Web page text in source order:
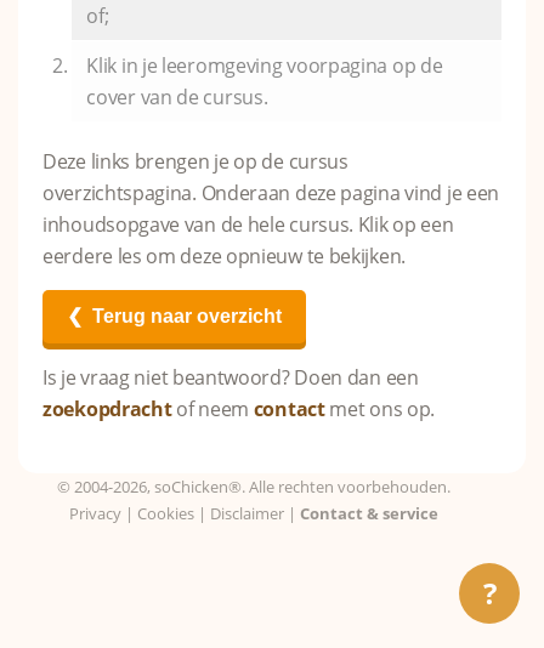
of;
Klik in je leeromgeving voorpagina op de
cover van de cursus.
Deze links brengen je op de cursus
overzichtspagina. Onderaan deze pagina vind je een
inhoudsopgave van de hele cursus. Klik op een
eerdere les om deze opnieuw te bekijken.
❮ Terug naar overzicht
Is je vraag niet beantwoord? Doen dan een
zoekopdrachtof neem contactmet ons op.
© 2004-2026, soChicken®. Alle rechten voorbehouden.
Privacy | Cookies | Disclaimer | Contact & service
?